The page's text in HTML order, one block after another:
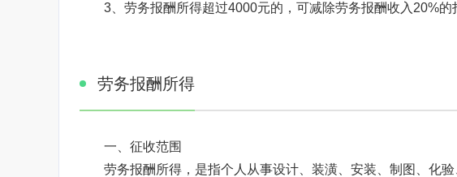
3、劳务报酬所得超过4000元的，可减除劳务报酬收入20%的
劳务报酬所得
一、征收范围
劳务报酬所得，是指个人从事设计、装潢、安装、制图、化